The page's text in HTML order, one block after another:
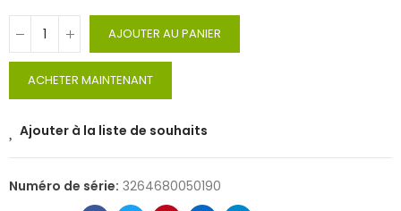
AJOUTER AU PANIER
ACHETER MAINTENANT
Ajouter à la liste de souhaits
Numéro de série: 3264680050190